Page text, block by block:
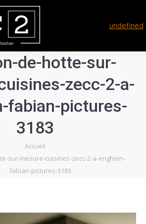
undefined
de-hotte-sur-
zecc-2-a-
fabian-pictures-
3183
Accueil
sur-mesure-cuisines-zecc-2-a-enghien-
fabian-pictures-3183